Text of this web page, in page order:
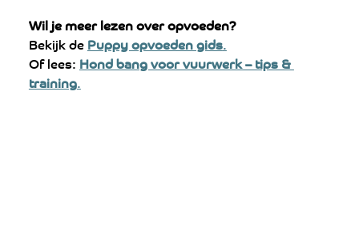
Wil je meer lezen over opvoeden?
Bekijk de Puppy opvoeden gids.
Of lees: Hond bang voor vuurwerk – tips &
training.